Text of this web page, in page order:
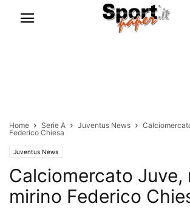
Home Serie A Juventus News
Federico Chiesa
Juventus News
Calciomercato Juve,
mirino Federico